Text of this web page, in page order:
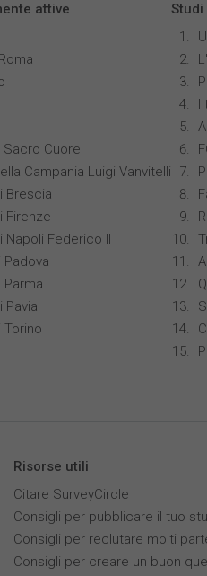
attive
Cuore
Campania Luigi Vanvitelli
Brescia
Firenze
Napoli Federico II
Pavia
Torino
I
Risorse utili
Citare SurveyCircle
Consigli per pubblicare il tuo
Consigli per reclutare molti
Consigli per creare un buon